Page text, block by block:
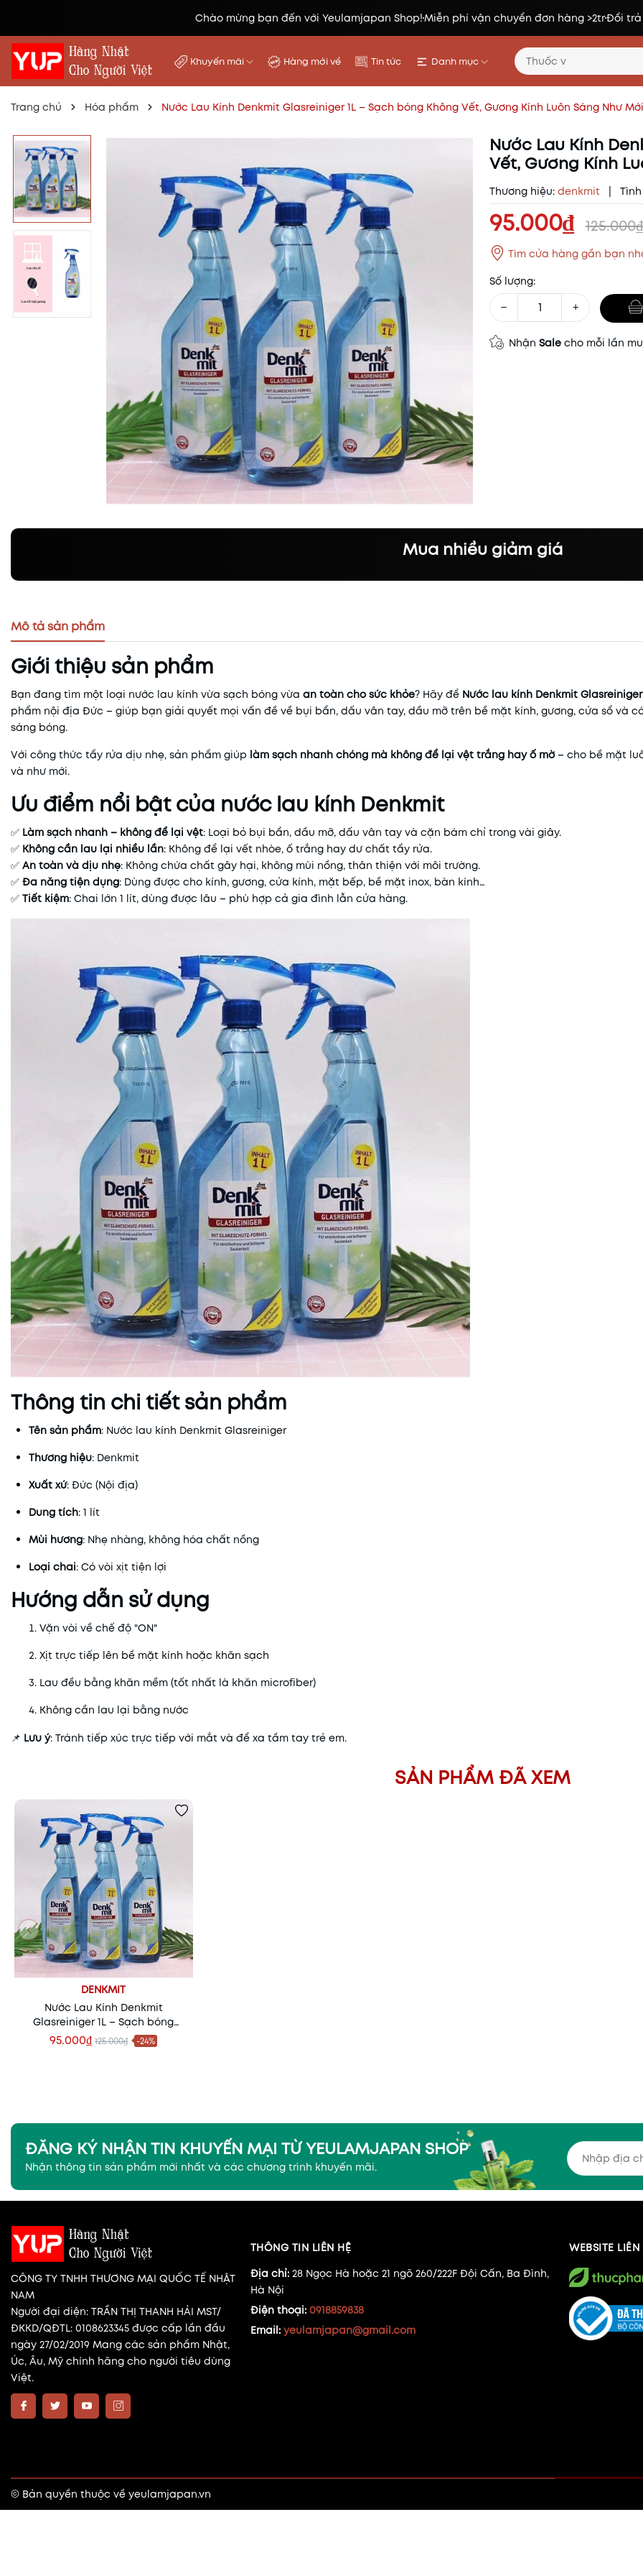
Chào mừng bạn đến với Yeulamjapan Shop!Miễn phí vận chuyển đơn hàng >2trĐổi trả
Khuyến mãi Hàng mới về Tin tức Danh mục
Trang chủ Hóa phẩm Nước Lau Kính Denkmit Glasreiniger 1L – Sạch bóng Không Vết, Gương Kính Luôn Sáng Như Mới
Nước Lau Kính
Vết, Gương Kính
Thương hiệu: denkmit
95.000₫
Tìm cửa hàng gần bạn
Số lượng:
− +
Nhận Sale cho mỗi lần
Mua nhiều giảm giá
Mã khuyến mãi:
Mô tả sản phẩm
Giới thiệu sản phẩm
Bạn đang tìm một loại nước lau kính vừa sạch bóng vừa an toàn cho sức khỏe? Hãy để Nước lau kính Denkmit Glasreiniger
phẩm nội địa Đức – giúp bạn giải quyết mọi vấn đề về bụi bẩn, dấu vân tay, dầu mỡ trên bề mặt kính, gương, cửa sổ và
sáng bóng.
Với công thức tẩy rửa dịu nhẹ, sản phẩm giúp làm sạch nhanh chóng mà không để lại vệt trắng hay ố mờ– cho bề mặt
và như mới.
Ưu điểm nổi bật của nước lau kính Denkmit
✅ Làm sạch nhanh – không để lại vệt: Loại bỏ bụi bẩn, dầu mỡ, dấu vân tay và cặn bám chỉ trong vài giây.
✅ Không cần lau lại nhiều lần: Không để lại vết nhòe, ố trắng hay dư chất tẩy rửa.
✅ An toàn và dịu nhẹ: Không chứa chất gây hại, không mùi nồng, thân thiện với môi trường.
✅ Đa năng tiện dụng: Dùng được cho kính, gương, cửa kính, mặt bếp, bề mặt inox, bàn kính…
✅ Tiết kiệm: Chai lớn 1 lít, dùng được lâu – phù hợp cả gia đình lẫn cửa hàng.
Thông tin chi tiết sản phẩm
Tên sản phẩm: Nước lau kính Denkmit Glasreiniger
Thương hiệu: Denkmit
Xuất xứ: Đức (Nội địa)
Dung tích: 1 lít
Mùi hương: Nhẹ nhàng, không hóa chất nồng
Loại chai: Có vòi xịt tiện lợi
Hướng dẫn sử dụng
Vặn vòi về chế độ "ON"
Xịt trực tiếp lên bề mặt kính hoặc khăn sạch
Lau đều bằng khăn mềm (tốt nhất là khăn microfiber)
Không cần lau lại bằng nước
📌 Lưu ý: Tránh tiếp xúc trực tiếp với mắt và để xa tầm tay trẻ em.
SẢN PHẨM ĐÃ XEM
DENKMIT
Nước Lau Kính Denkmit
Glasreiniger 1L – Sạch bóng
Không Vết, Gương Kính Luôn
Sáng Như Mới
95.000₫ 125.000₫ -24%
ĐĂNG KÝ NHẬN TIN KHUYẾN MẠI TỪ YEULAMJAPAN SHOP
Nhận thông tin sản phẩm mới nhất và các chương trình khuyến mãi.
CÔNG TY TNHH THƯƠNG MẠI QUỐC TẾ NHẬT
NAM
Người đại diện: TRẦN THỊ THANH HẢI MST/
ĐKKD/QĐTL: 0108623345 được cấp lần đầu
ngày 27/02/2019 Mang các sản phẩm Nhật,
Úc, Âu, Mỹ chính hãng cho người tiêu dùng
Việt.
THÔNG TIN LIÊN HỆ
Địa chỉ: 28 Ngọc Hà hoặc 21 ngõ 260/222F Đội Cấn, Ba Đình,
Hà Nội
Điện thoại: 0918859838
Email: yeulamjapan@gmail.com
WEBSITE
© Bản quyền thuộc về yeulamjapan.vn